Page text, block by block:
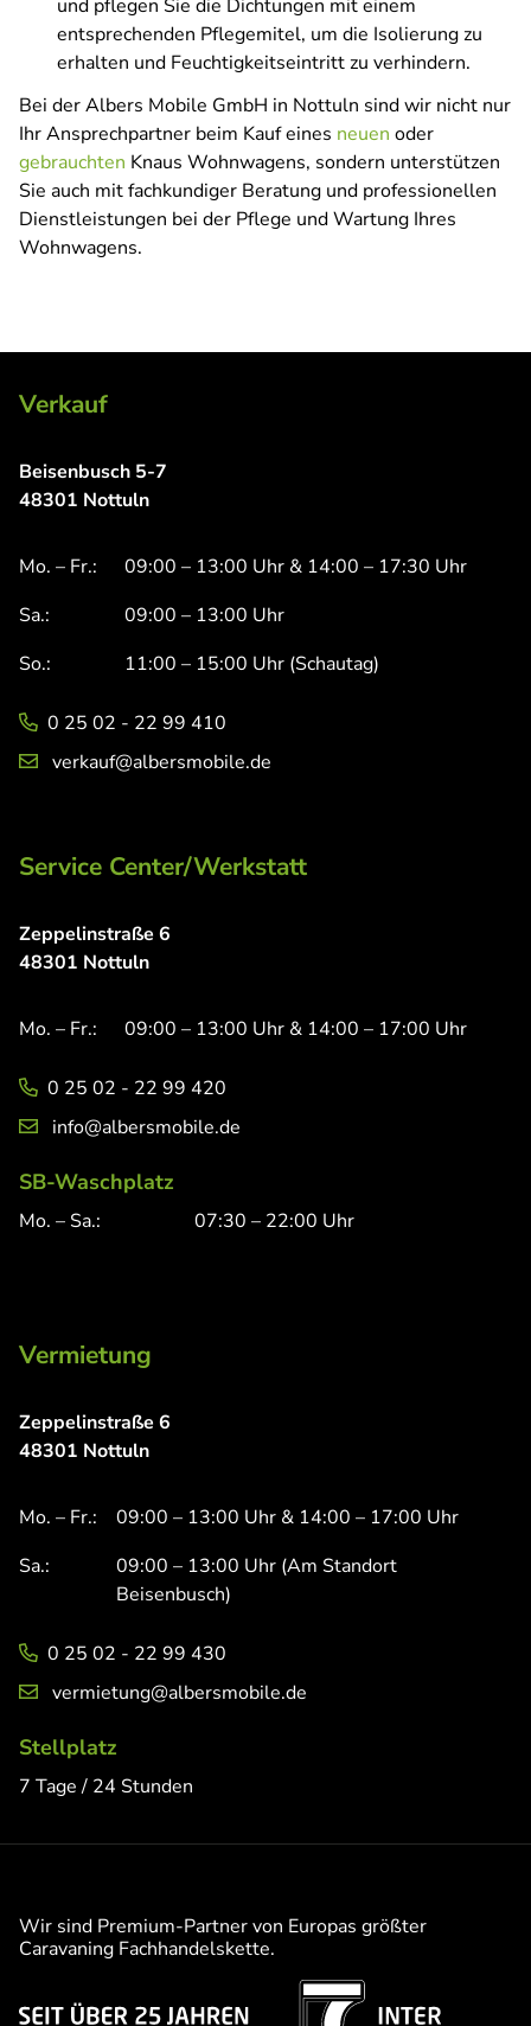
und pflegen Sie die Dichtungen mit einem
entsprechenden Pflegemitel, um die Isolierung zu
erhalten und Feuchtigkeitseintritt zu verhindern.
Bei der Albers Mobile GmbH in Nottuln sind wir nicht nur
Ihr Ansprechpartner beim Kauf eines neuen oder
gebrauchten Knaus Wohnwagens, sondern unterstützen
Sie auch mit fachkundiger Beratung und professionellen
Dienstleistungen bei der Pflege und Wartung Ihres
Wohnwagens.
Verkauf
Beisenbusch 5-7
48301 Nottuln
Mo. – Fr.:
09:00 – 13:00 Uhr & 14:00 – 17:30 Uhr
Sa.:
09:00 – 13:00 Uhr
So.:
11:00 – 15:00 Uhr (Schautag)
0 25 02 - 22 99 410
verkauf@albersmobile.de
Service Center/Werkstatt
Zeppelinstraße 6
48301 Nottuln
Mo. – Fr.: 09:00 – 13:00 Uhr & 14:00 – 17:00 Uhr
0 25 02 - 22 99 420
info@albersmobile.de
SB-Waschplatz
Mo. – Sa.: 07:30 – 22:00 Uhr
Vermietung
Zeppelinstraße 6
48301 Nottuln
Mo. – Fr.:
09:00 – 13:00 Uhr & 14:00 – 17:00 Uhr
Sa.:
09:00 – 13:00 Uhr (Am Standort
Beisenbusch)
0 25 02 - 22 99 430
vermietung@albersmobile.de
Stellplatz
7 Tage / 24 Stunden
Wir sind Premium-Partner von Europas größter
Caravaning Fachhandelskette.